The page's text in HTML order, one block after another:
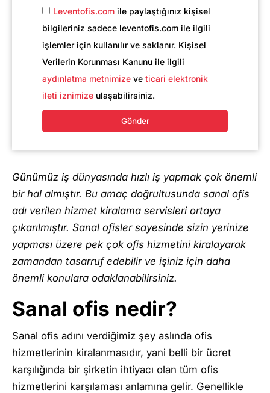
+90
Leventofis.com ile paylaştığınız kişisel
bilgileriniz sadece leventofis.com ile ilgili
işlemler için kullanılır ve saklanır. Kişisel
Verilerin Korunması Kanunu ile ilgili
aydınlatma metnimize ve ticari elektronik
ileti iznimize ulaşabilirsiniz.
Gönder
Günümüz iş dünyasında hızlı iş yapmak çok önemli
bir hal almıştır. Bu amaç doğrultusunda sanal ofis
adı verilen hizmet kiralama servisleri ortaya
çıkarılmıştır. Sanal ofisler sayesinde sizin yerinize
yapması üzere pek çok ofis hizmetini kiralayarak
zamandan tasarruf edebilir ve işiniz için daha
önemli konulara odaklanabilirsiniz.
Sanal ofis nedir?
Sanal ofis adını verdiğimiz şey aslında ofis
hizmetlerinin kiralanmasıdır, yani belli bir ücret
karşılığında bir şirketin ihtiyacı olan tüm ofis
hizmetlerini karşılaması anlamına gelir. Genellikle